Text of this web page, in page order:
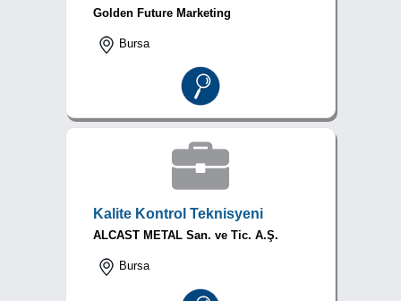
Golden Future Marketing
Bursa
Kalite Kontrol Teknisyeni
ALCAST METAL San. ve Tic. A.Ş.
Bursa